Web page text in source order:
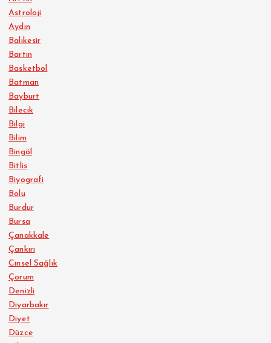
Astroloji
Aydın
Balıkesir
Bartın
Basketbol
Batman
Bayburt
Bilecik
Bilgi
Bilim
Bingöl
Bitlis
Biyografi
Bolu
Burdur
Bursa
Çanakkale
Çankırı
Cinsel Sağlık
Çorum
Denizli
Diyarbakır
Diyet
Düzce